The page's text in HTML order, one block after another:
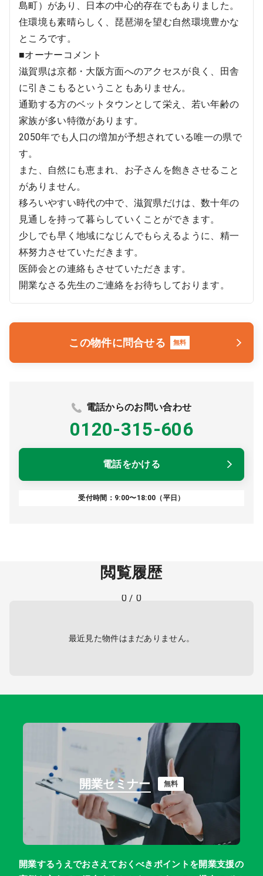
島町）があり、日本の中心的存在でもありました。
住環境も素晴らしく、琵琶湖を望む自然環境豊かな
ところです。
■オーナーコメント
滋賀県は京都・大阪方面へのアクセスが良く、田舎
に引きこもるということもありません。
通勤する方のベットタウンとして栄え、若い年齢の
家族が多い特徴があります。
2050年でも人口の増加が予想されている唯一の県で
す。
また、自然にも恵まれ、お子さんを飽きさせること
がありません。
移ろいやすい時代の中で、滋賀県だけは、数十年の
見通しを持って暮らしていくことができます。
少しでも早く地域になじんでもらえるように、精一
杯努力させていただきます。
医師会との連絡もさせていただきます。
開業なさる先生のご連絡をお待ちしております。
この物件に問合せる 無料
電話からのお問い合わせ
0120-315-606
電話をかける
受付時間：9:00〜18:00（平日）
閲覧履歴
0 / 0
最近見た物件はまだありません。
開業セミナー 無料
開業するうえでおさえておくべきポイントを開業支援の